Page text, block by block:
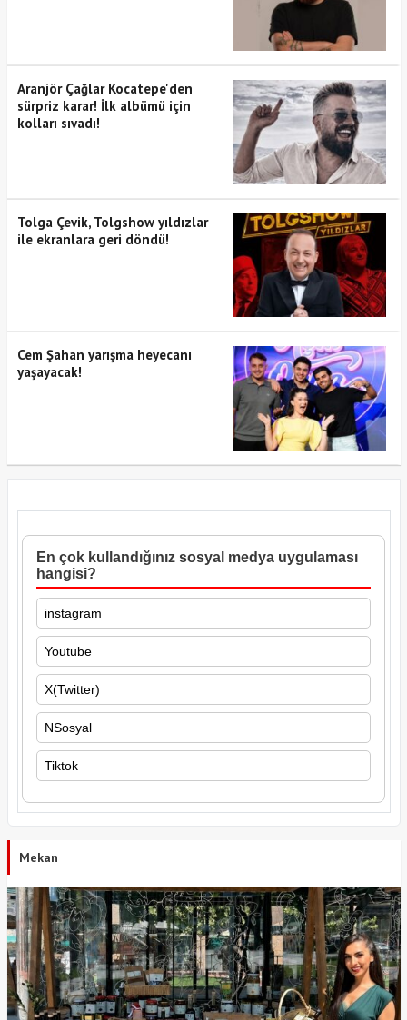
Aranjör Çağlar Kocatepe'den
sürpriz karar! İlk albümü için
kolları sıvadı!
Tolga Çevik, Tolgshow yıldızlar
ile ekranlara geri döndü!
Cem Şahan yarışma heyecanı
yaşayacak!
En çok kullandığınız sosyal medya uygulaması
hangisi?
instagram
Youtube
X(Twitter)
NSosyal
Tiktok
Mekan